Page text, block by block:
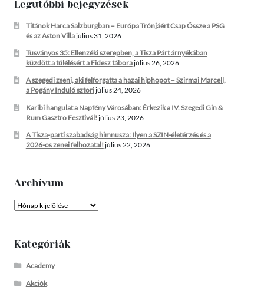
Legutóbbi bejegyzések
Titánok Harca Salzburgban – Európa Trónjáért Csap Össze a PSG
és az Aston Villajúlius 31, 2026
Tusványos 35: Ellenzéki szerepben, a Tisza Párt árnyékában
küzdött a túlélésért a Fidesz táborajúlius 26, 2026
A szegedi zseni, aki felforgatta a hazai hiphopot – Szirmai Marcell,
a Pogány Induló sztorijúlius 24, 2026
Karibi hangulat a Napfény Városában: Érkezik a IV. Szegedi Gin &
Rum Gasztro Fesztivál! július 23, 2026
A Tisza-parti szabadság himnusza: Ilyen a SZIN-életérzés és a
2026-os zenei felhozatal! július 22, 2026
Archívum
Archívum
Kategóriák
Academy
Akciók